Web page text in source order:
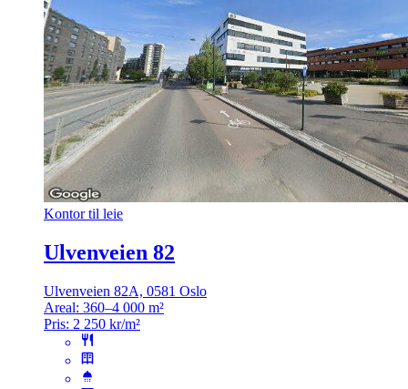
Kontor til leie
Ulvenveien 82
Ulvenveien 82A, 0581 Oslo
Areal: 360–4 000 m²
Pris: 2 250 kr/m²